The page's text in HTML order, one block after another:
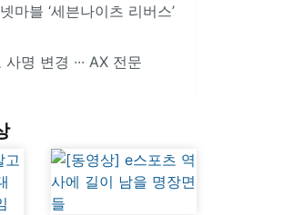
마블 ‘세븐나이츠 리버스’
명 변경 ∙∙∙ AX 전문